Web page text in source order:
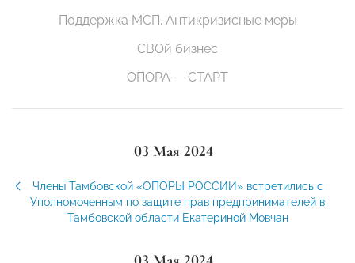
Поддержка МСП. Антикризисные меры
СВОй бизнес
ОПОРА — СТАРТ
03 Мая 2024
Члены Тамбовской «ОПОРЫ РОССИИ» встретились с
Уполномоченным по защите прав предпринимателей в
Тамбовской области Екатериной Мовчан